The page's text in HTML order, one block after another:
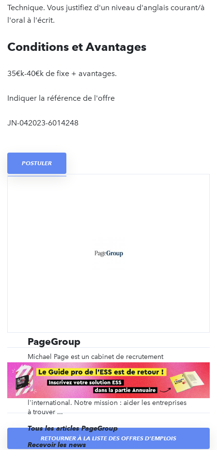
Technique. Vous justifiez d'un niveau d'anglais courant/à
l'oral à l'écrit.
Conditions et Avantages
35€k-40€k de fixe + avantages.
Indiquer la référence de l'offre
JN-042023-6014248
POSTULER
PageGroup
Michael Page est un cabinet de recrutement
spécialisé depuis plus de 40 ans dans le
recrutement en CDI, en intérim, en management de
transition, ainsi que du recrutement de dirigeants et
des recrutements volumiques, en France et à
l'international. Notre mission : aider les entreprises
à trouver ...
Tous les articles PageGroup
Recevoir les news
RETOURNER À LA LISTE DES OFFRES D'EMPLOIS